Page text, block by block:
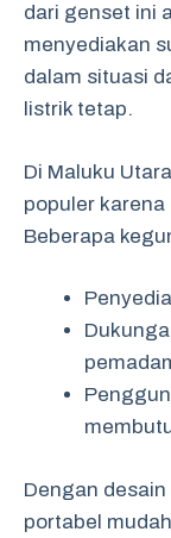
dari genset ini
menyediakan
dalam situasi
listrik tetap.
Di Maluku
populer
Beberapa
Dengan
portabel